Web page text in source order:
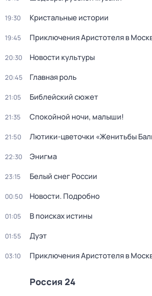
19:30 Кристальные истории
19:45 Приключения Аристотеля в
20:30 Новости культуры
20:45 Главная роль
21:05 Библейский сюжет
21:35 Спокойной ночи, малыши!
21:50 Лютики-цветочки «Женитьбы
22:30 Энигма
23:15 Белый снег России
00:50 Новости. Подробно
01:05 В поисках истины
01:55 Дуэт
03:10 Приключения Аристотеля в
Россия 24